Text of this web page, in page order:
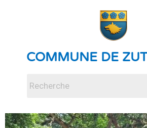
COMMUNE DE